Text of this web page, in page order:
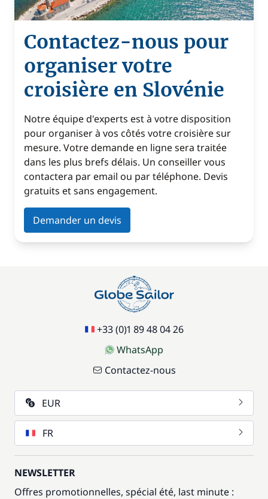
Contactez-nous pour
organiser votre
croisière en Slovénie
Notre équipe d'experts est à votre disposition
pour organiser à vos côtés votre croisière sur
mesure. Votre demande en ligne sera traitée
dans les plus brefs délais. Un conseiller vous
contactera par email ou par téléphone. Devis
gratuits et sans engagement.
Demander un devis
+33 (0)1 89 48 04 26
WhatsApp
Contactez-nous
EUR
FR
NEWSLETTER
Offres promotionnelles, spécial été, last minute :